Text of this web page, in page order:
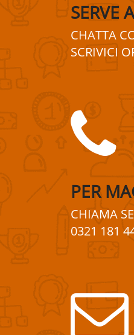
SERVE
CHATTA
SCRIVICI
PER
CHIAMA
0321 181